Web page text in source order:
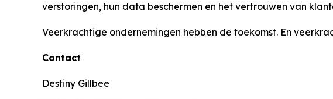
verstoringen, hun data beschermen en het vertrouwen van
Veerkrachtige ondernemingen hebben de toekomst. En
Contact
Destiny Gillbee